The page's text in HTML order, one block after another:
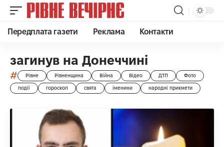
Передплата газети Реклама Контакти
загинув на Донеччині
# Рівне Рівненщина Війна Відео ДТП Фото
події гороскоп свята іменини народні прикмети